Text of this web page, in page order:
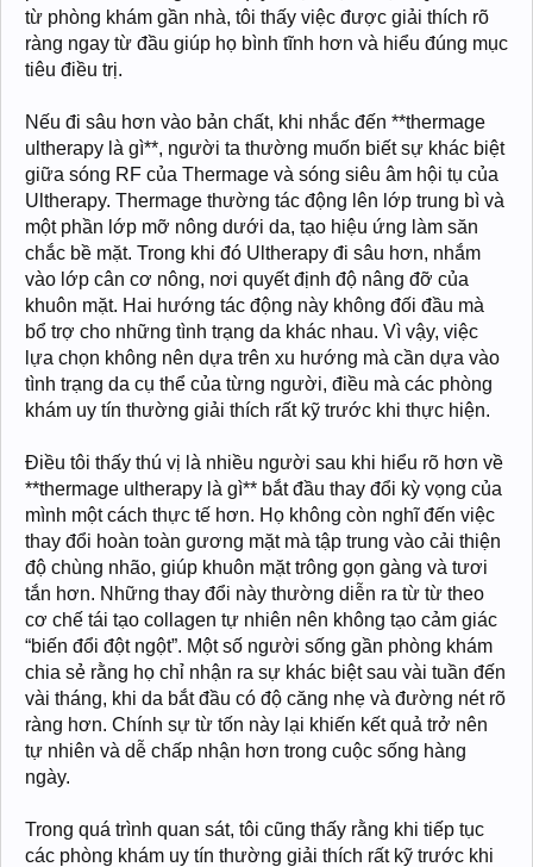
từ phòng khám gần nhà, tôi thấy việc được giải thích rõ
ràng ngay từ đầu giúp họ bình tĩnh hơn và hiểu đúng mục
tiêu điều trị.
Nếu đi sâu hơn vào bản chất, khi nhắc đến **thermage
ultherapy là gì**, người ta thường muốn biết sự khác biệt
giữa sóng RF của Thermage và sóng siêu âm hội tụ của
Ultherapy. Thermage thường tác động lên lớp trung bì và
một phần lớp mỡ nông dưới da, tạo hiệu ứng làm săn
chắc bề mặt. Trong khi đó Ultherapy đi sâu hơn, nhắm
vào lớp cân cơ nông, nơi quyết định độ nâng đỡ của
khuôn mặt. Hai hướng tác động này không đối đầu mà
bổ trợ cho những tình trạng da khác nhau. Vì vậy, việc
lựa chọn không nên dựa trên xu hướng mà cần dựa vào
tình trạng da cụ thể của từng người, điều mà các phòng
khám uy tín thường giải thích rất kỹ trước khi thực hiện.
Điều tôi thấy thú vị là nhiều người sau khi hiểu rõ hơn về
**thermage ultherapy là gì** bắt đầu thay đổi kỳ vọng của
mình một cách thực tế hơn. Họ không còn nghĩ đến việc
thay đổi hoàn toàn gương mặt mà tập trung vào cải thiện
độ chùng nhão, giúp khuôn mặt trông gọn gàng và tươi
tắn hơn. Những thay đổi này thường diễn ra từ từ theo
cơ chế tái tạo collagen tự nhiên nên không tạo cảm giác
“biến đổi đột ngột”. Một số người sống gần phòng khám
chia sẻ rằng họ chỉ nhận ra sự khác biệt sau vài tuần đến
vài tháng, khi da bắt đầu có độ căng nhẹ và đường nét rõ
ràng hơn. Chính sự từ tốn này lại khiến kết quả trở nên
tự nhiên và dễ chấp nhận hơn trong cuộc sống hàng
ngày.
Trong quá trình quan sát, tôi cũng thấy rằng khi tiếp tục
các phòng khám uy tín thường giải thích rất kỹ trước khi